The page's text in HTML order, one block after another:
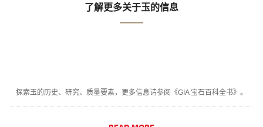
了解更多关于玉的信息
探索玉的历史、研究、质量要素，更多信息请参阅《GIA 宝石百科全书》。